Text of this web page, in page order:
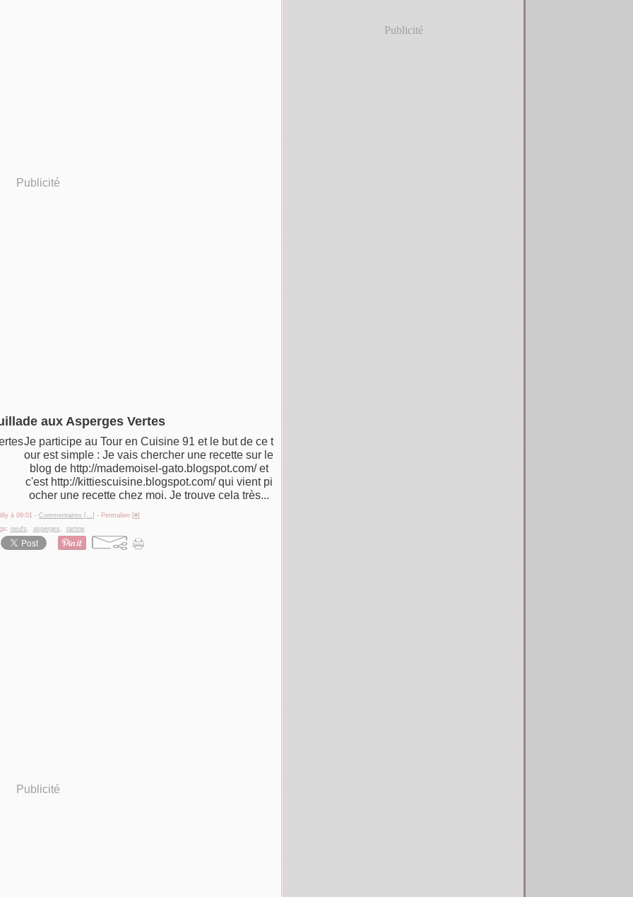
Publicité
aux Asperges Vertes
Je participe au Tour en Cuisine 91 et le but de ce t
our est simple : Je vais chercher une recette sur le
blog de http://mademoisel-gato.blogspot.com/ et
c'est http://kittiescuisine.blogspot.com/ qui vient pi
ocher une recette chez moi. Je trouve cela très...
à 09:01 - Commentaires [ …] - Permalien [#]
oeufs , asperges , tartine
Publicité
Publicité